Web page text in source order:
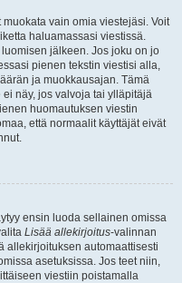
vain omia viestejäsi. Voit
haluamassasi viestissä.
jälkeen. Jos joku on jo
pienen tekstin viestisi alla,
ja muokkausajan. Tämä
näy, jos valvoja tai ylläpitäjä
huomautuksen viestin
että normaalit käyttäjät eivät
ensin luoda sellainen omissa
Lisää allekirjoitus-valinnan
allekirjoituksen automaattisesti
asetuksissa. Jos teet niin,
viestiin poistamalla